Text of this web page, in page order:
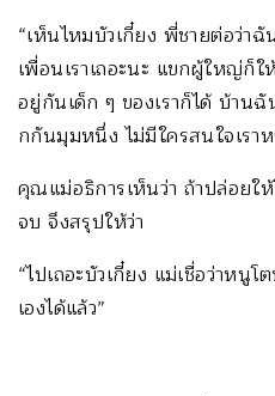
“เห็นไหมบัวเกี๋ยง พี่ชายต่อว่า
เพื่อนเราเถอะนะ แขกผู้ใหญ่ก็
อยู่กันเด็ก ๆ ของเราก็ได้ บ้านฉั
กกันมุมหนึ่ง ไม่มีใครสนใจเรา
คุณแม่อธิการเห็นว่า ถ้าปล่อยใ
จบ จึงสรุปให้ว่า
“ไปเถอะบัวเกี๋ยง แม่เชื่อว่าหนู
เองได้แล้ว”